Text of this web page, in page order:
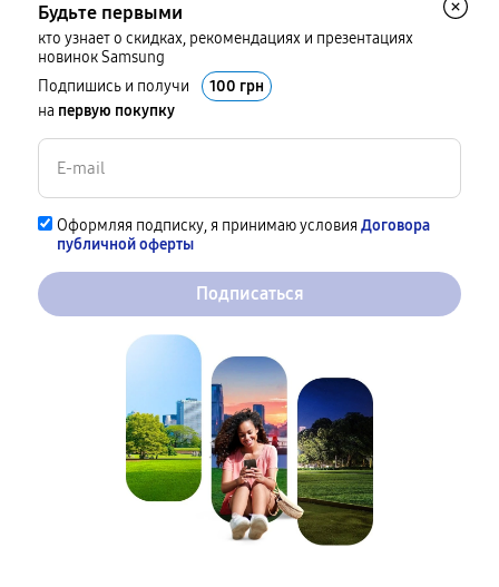
Будьте первыми
кто узнает о скидках, рекомендациях и презентациях
новинок Samsung
Подпишись и получи
100 грн
на первую покупку
Оформляя подписку, я принимаю условия Договора
публичной оферты
Подписаться